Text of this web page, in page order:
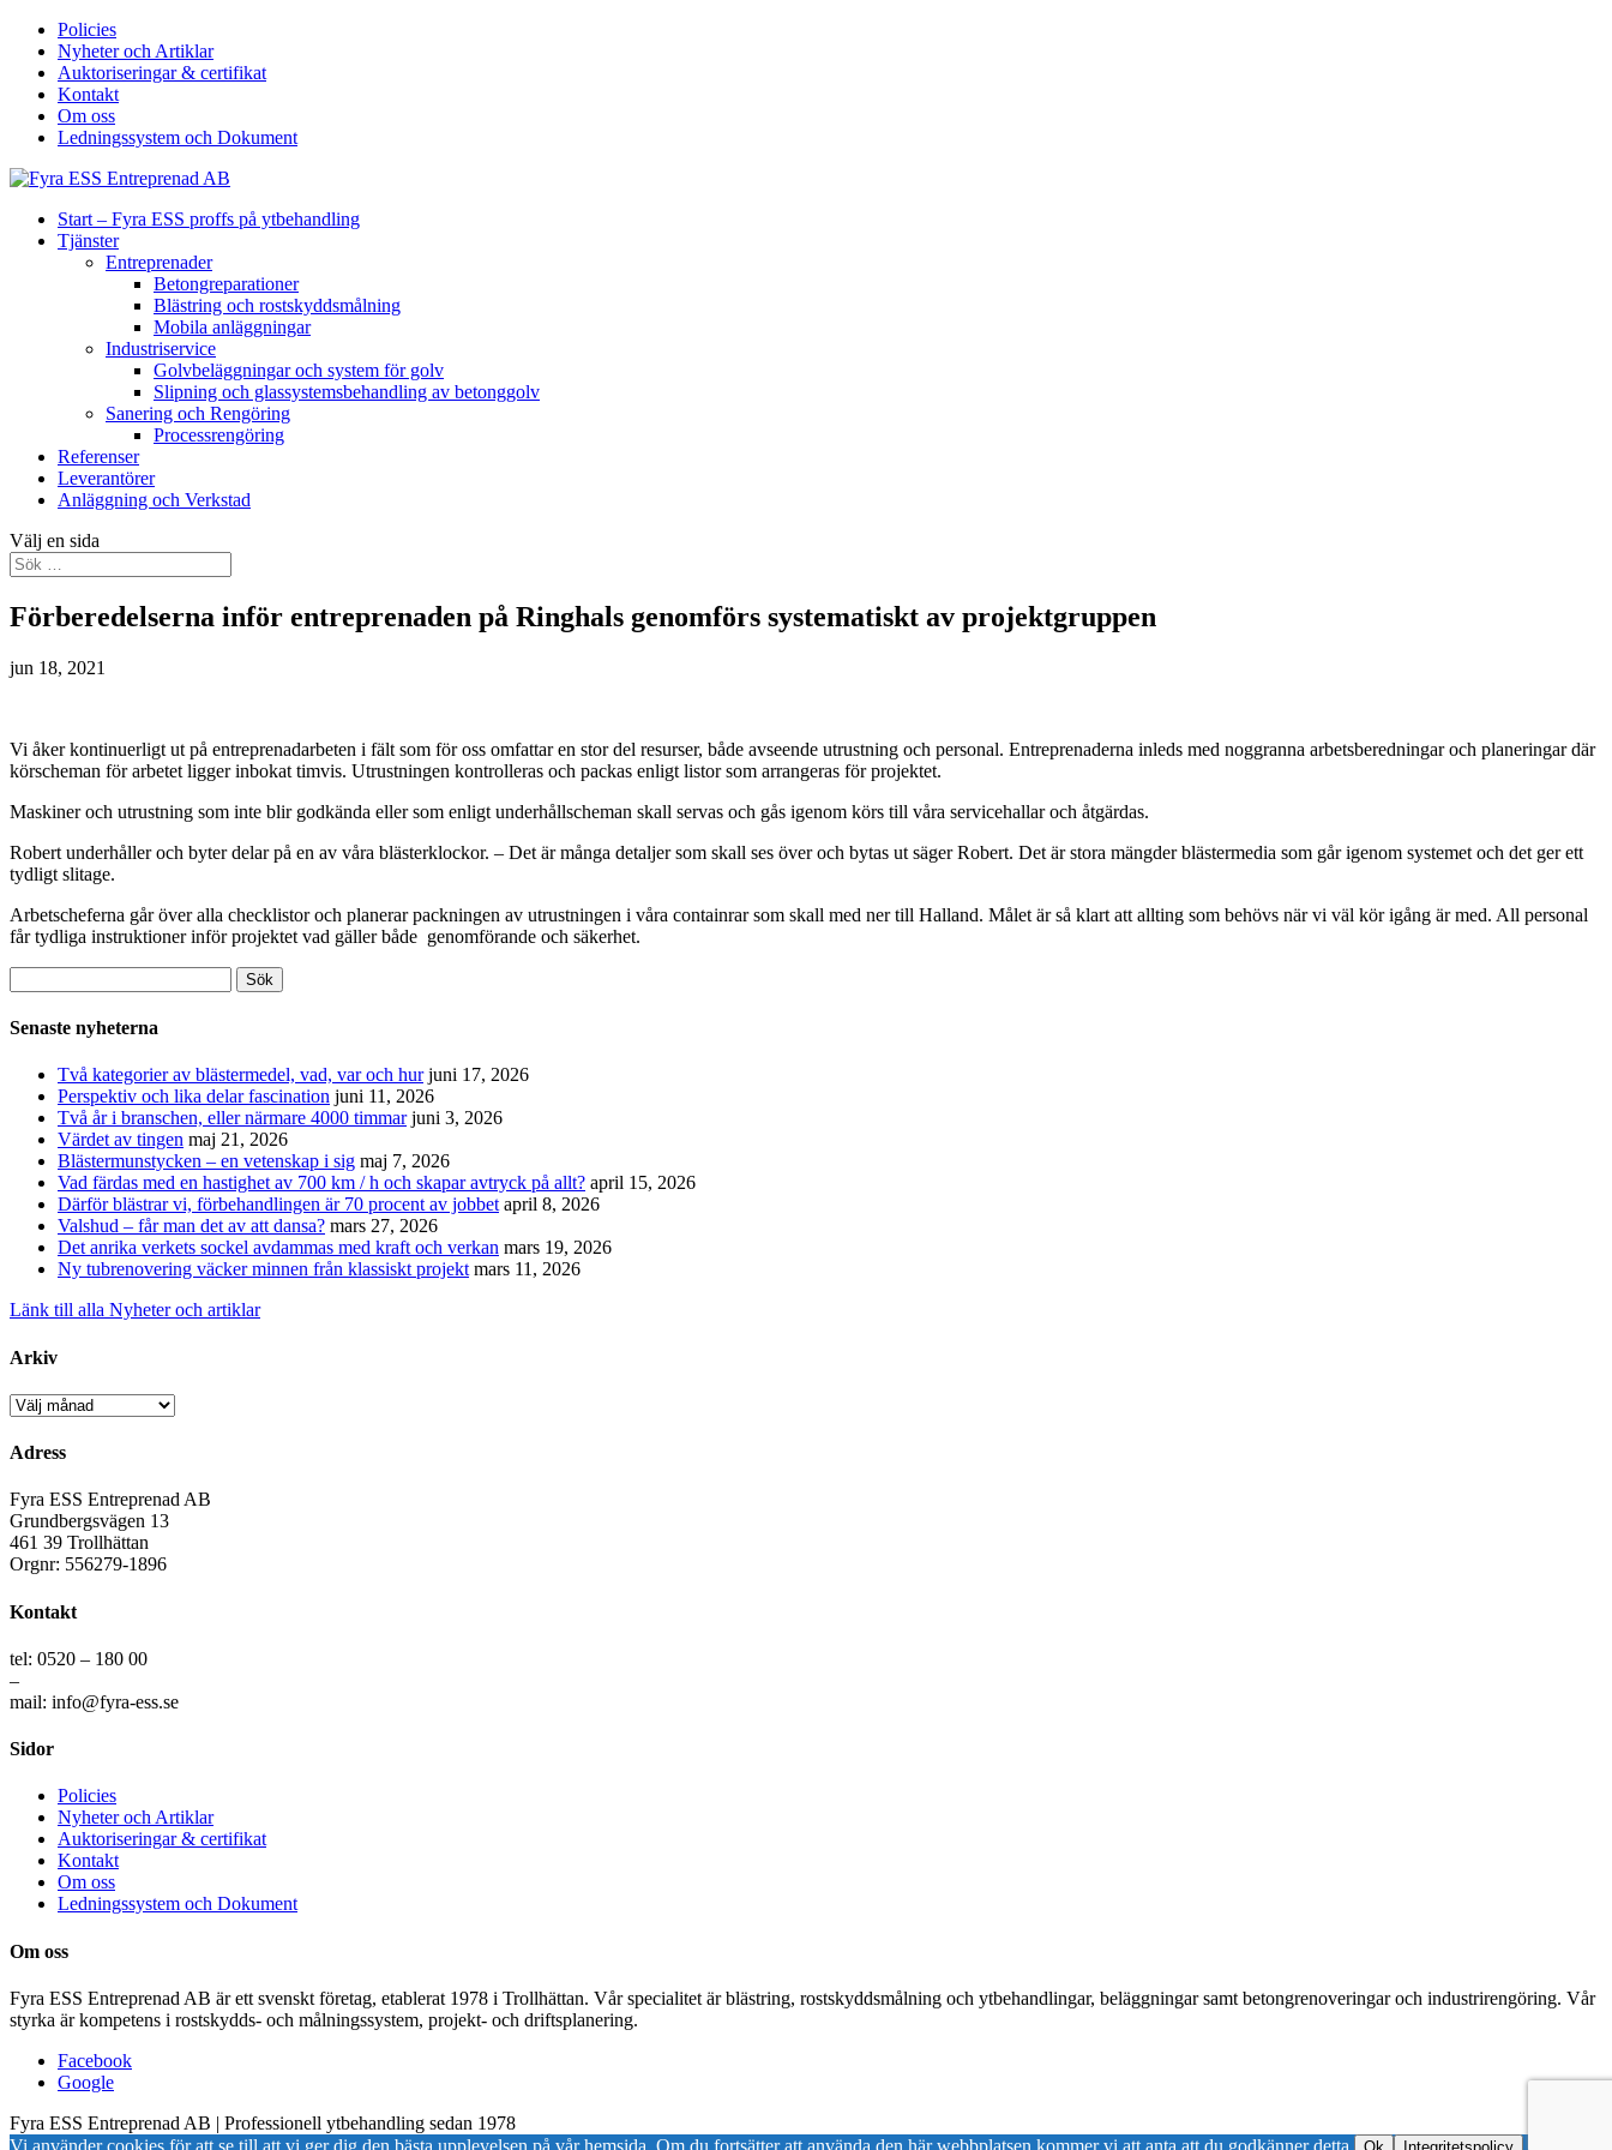
Policies
Nyheter och Artiklar
Auktoriseringar & certifikat
Kontakt
Om oss
Ledningssystem och Dokument
Start – Fyra ESS proffs på ytbehandling
Tjänster
Entreprenader
Betongreparationer
Blästring och rostskyddsmålning
Mobila anläggningar
Industriservice
Golvbeläggningar och system för golv
Slipning och glassystemsbehandling av betonggolv
Sanering och Rengöring
Processrengöring
Referenser
Leverantörer
Anläggning och Verkstad
Välj en sida
Förberedelserna inför entreprenaden på Ringhals genomförs systematiskt av projektgruppen
jun 18, 2021
Vi åker kontinuerligt ut på entreprenadarbeten i fält som för oss omfattar en stor del resurser, både avseende utrustning och personal. Entreprenaderna inleds med noggranna arbetsberedningar och planeringar där
körscheman för arbetet ligger inbokat timvis. Utrustningen kontrolleras och packas enligt listor som arrangeras för projektet.
Maskiner och utrustning som inte blir godkända eller som enligt underhållscheman skall servas och gås igenom körs till våra servicehallar och åtgärdas.
Robert underhåller och byter delar på en av våra blästerklockor. – Det är många detaljer som skall ses över och bytas ut säger Robert. Det är stora mängder blästermedia som går igenom systemet och det ger ett
tydligt slitage.
Arbetscheferna går över alla checklistor och planerar packningen av utrustningen i våra containrar som skall med ner till Halland. Målet är så klart att allting som behövs när vi väl kör igång är med. All personal
får tydliga instruktioner inför projektet vad gäller både genomförande och säkerhet.
efter:
Senaste nyheterna
Två kategorier av blästermedel, vad, var och hur juni 17, 2026
Perspektiv och lika delar fascination juni 11, 2026
Två år i branschen, eller närmare 4000 timmar juni 3, 2026
Värdet av tingen maj 21, 2026
Blästermunstycken – en vetenskap i sig maj 7, 2026
Vad färdas med en hastighet av 700 km / h och skapar avtryck på allt? april 15, 2026
Därför blästrar vi, förbehandlingen är 70 procent av jobbet april 8, 2026
Valshud – får man det av att dansa? mars 27, 2026
Det anrika verkets sockel avdammas med kraft och verkan mars 19, 2026
Ny tubrenovering väcker minnen från klassiskt projekt mars 11, 2026
Länk till alla Nyheter och artiklar
Arkiv
Arkiv
Adress
Fyra ESS Entreprenad AB
Grundbergsvägen 13
461 39 Trollhättan
Orgnr: 556279-1896
Kontakt
tel: 0520 – 180 00
–
mail: info@fyra-ess.se
Sidor
Policies
Nyheter och Artiklar
Auktoriseringar & certifikat
Kontakt
Om oss
Ledningssystem och Dokument
Om oss
Fyra ESS Entreprenad AB är ett svenskt företag, etablerat 1978 i Trollhättan. Vår specialitet är blästring, rostskyddsmålning och ytbehandlingar, beläggningar samt betongrenoveringar och industrirengöring. Vår
styrka är kompetens i rostskydds- och målningssystem, projekt- och driftsplanering.
Facebook
Google
Fyra ESS Entreprenad AB | Professionell ytbehandling sedan 1978
Vi använder cookies för att se till att vi ger dig den bästa upplevelsen på vår hemsida. Om du fortsätter att använda den här webbplatsen kommer vi att anta att du godkänner detta.